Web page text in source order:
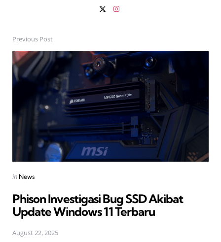
Post
navigation
Previous Post
Posted
in News
Phison Investigasi Bug SSD Akibat
Update Windows 11 Terbaru
August 22, 2025